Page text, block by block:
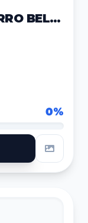
PAVIMENTAÇÃO DO BAIRRO BELA VISTA
0%